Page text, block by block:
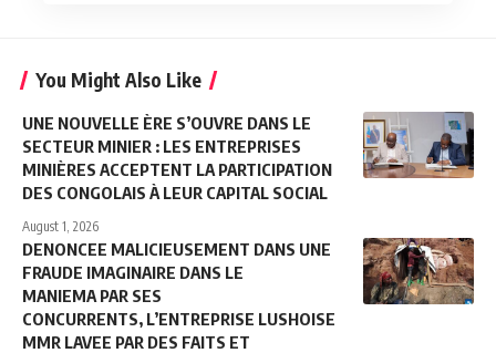
You Might Also Like
UNE NOUVELLE ÈRE S’OUVRE DANS LE
SECTEUR MINIER : LES ENTREPRISES
MINIÈRES ACCEPTENT LA PARTICIPATION
DES CONGOLAIS À LEUR CAPITAL SOCIAL
August 1, 2026
DENONCEE MALICIEUSEMENT DANS UNE
FRAUDE IMAGINAIRE DANS LE
MANIEMA PAR SES
CONCURRENTS, L’ENTREPRISE LUSHOISE
MMR LAVEE PAR DES FAITS ET